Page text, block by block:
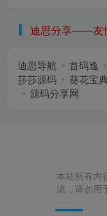
迪思分享——友
迪思导航 首码逸
莎莎源码
葵花宝典
源码分享网
本站所有内
流，请勿用